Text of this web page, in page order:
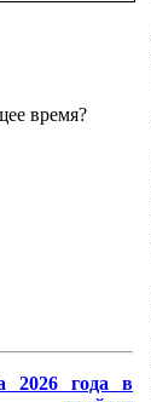
время?
2026 года в